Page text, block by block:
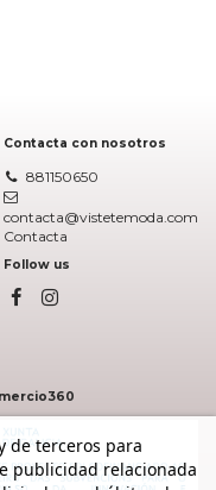
Contacta con nosotros
881150650
contacta@vistetemoda.com
Contacta
Follow us
de terceros para
publicidad relacionada